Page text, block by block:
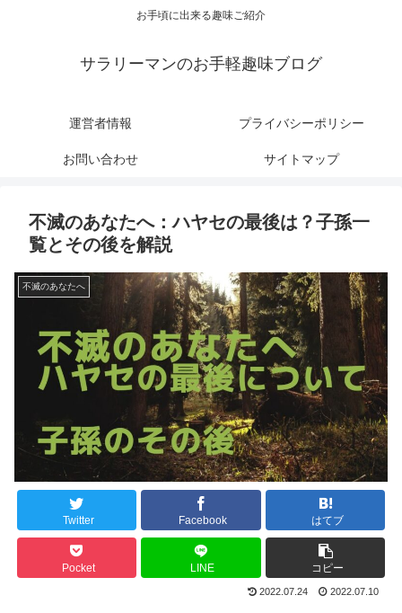
お手頃に出来る趣味ご紹介
サラリーマンのお手軽趣味ブログ
運営者情報 プライバシーポリシー
お問い合わせ サイトマップ
不滅のあなたへ：ハヤセの最後は？子孫一
覧とその後を解説
不滅のあなたへ
Twitter Facebook はてブ
Pocket LINE コピー
2022.07.24 2022.07.10